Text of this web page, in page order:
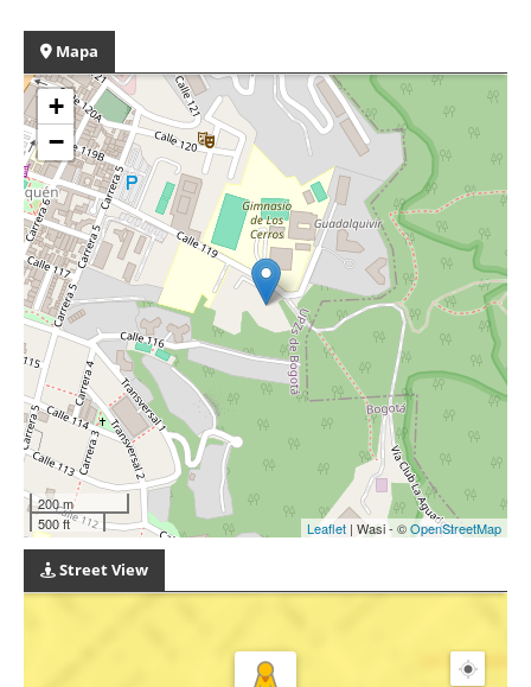
Mapa
+
−
200 m
500 ft
Leaflet | Wasi - ©OpenStreetMap
Street View